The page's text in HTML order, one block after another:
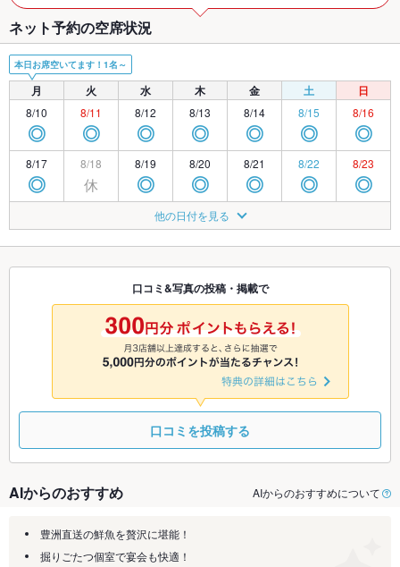
ネット予約の空席状況
本日お席空いてます！1名～
月 火 水 木 金 土 日
8/10
◎
8/11
◎
8/12
◎
8/13
◎
8/14
◎
8/15
◎
8/16
◎
8/17
◎
8/18
休
8/19
◎
8/20
◎
8/21
◎
8/22
◎
8/23
◎
◎ 休
8/26
休
8/27
◎
8/28
◎ ◎ ◎
8/31 9/1 9/2
◎
9/3
◎
9/4
◎
9/5 9/6
9/9
◎ ◎ ◎ ◎
他の日付を見る
口コミ&写真の投稿・掲載で
口コミを投稿する
AIからのおすすめ AIからのおすすめについて
豊洲直送の鮮魚を贅沢に堪能！
掘りごたつ個室で宴会も快適！